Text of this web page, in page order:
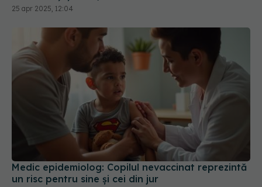
25 apr 2025, 12:04
Medic epidemiolog: Copilul nevaccinat reprezintă
un risc pentru sine şi cei din jur